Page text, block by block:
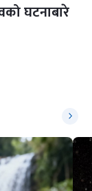
घटनाबारे